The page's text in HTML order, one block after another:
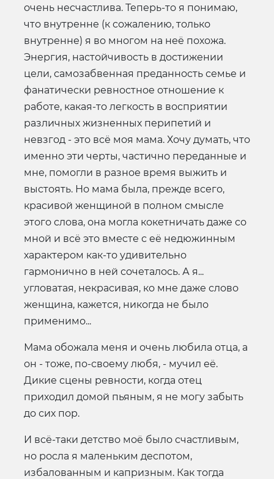
очень несчастлива. Теперь-то я понимаю,
что внутренне (к сожалению, только
внутренне) я во многом на неё похожа.
Энергия, настойчивость в достижении
цели, самозабвенная преданность семье и
фанатически ревностное отношение к
работе, какая-то легкость в восприятии
различных жизненных перипетий и
невзгод - это всё моя мама. Хочу думать, что
именно эти черты, частично переданные и
мне, помогли в разное время выжить и
выстоять. Но мама была, прежде всего,
красивой женщиной в полном смысле
этого слова, она могла кокетничать даже со
мной и всё это вместе с её недюжинным
характером как-то удивительно
гармонично в ней сочеталось. А я...
угловатая, некрасивая, ко мне даже слово
женщина, кажется, никогда не было
применимо...
Мама обожала меня и очень любила отца, а
он - тоже, по-своему любя, - мучил её.
Дикие сцены ревности, когда отец
приходил домой пьяным, я не могу забыть
до сих пор.
И всё-таки детство моё было счастливым,
но росла я маленьким деспотом,
избалованным и капризным. Как тогда